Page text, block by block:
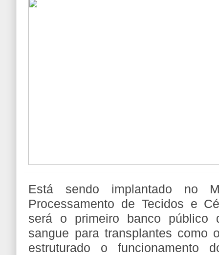
Está sendo implantado no
Processamento de Tecidos e
será o primeiro banco público
sangue para transplantes como
estruturado o funcionamento